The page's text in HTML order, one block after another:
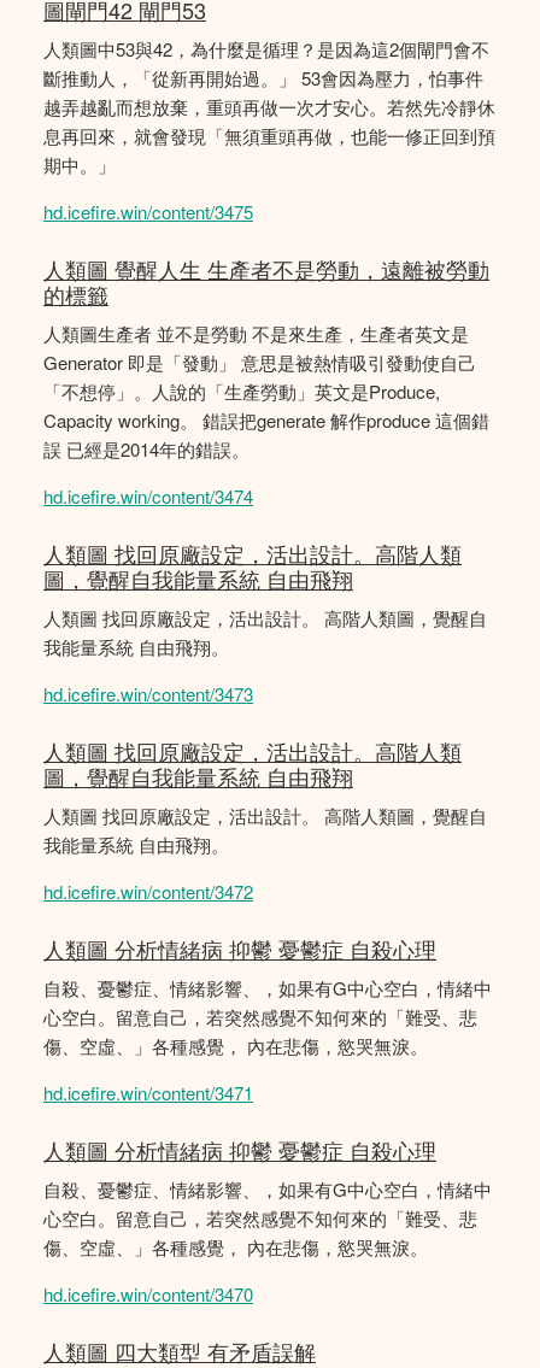
圖閘門42 閘門53
人類圖中53與42，為什麼是循理？是因為這2個閘門會不
斷推動人，「從新再開始過。」 53會因為壓力，怕事件
越弄越亂而想放棄，重頭再做一次才安心。若然先冷靜休
息再回來，就會發現「無須重頭再做，也能一修正回到預
期中。」
hd.icefire.win/content/3475
人類圖 覺醒人生 生產者不是勞動，遠離被勞動
的標籤
人類圖生產者 並不是勞動 不是來生產，生產者英文是
Generator 即是「發動」 意思是被熱情吸引發動使自己
「不想停」。人說的「生產勞動」英文是Produce,
Capacity working。 錯誤把generate 解作produce 這個錯
誤 已經是2014年的錯誤。
hd.icefire.win/content/3474
人類圖 找回原廠設定，活出設計。高階人類
圖，覺醒自我能量系統 自由飛翔
人類圖 找回原廠設定，活出設計。 高階人類圖，覺醒自
我能量系統 自由飛翔。
hd.icefire.win/content/3473
人類圖 找回原廠設定，活出設計。高階人類
圖，覺醒自我能量系統 自由飛翔
人類圖 找回原廠設定，活出設計。 高階人類圖，覺醒自
我能量系統 自由飛翔。
hd.icefire.win/content/3472
人類圖 分析情緒病 抑鬱 憂鬱症 自殺心理
自殺、憂鬱症、情緒影響、，如果有G中心空白，情緒中
心空白。留意自己，若突然感覺不知何來的「難受、悲
傷、空虛、」各種感覺， 內在悲傷，慾哭無淚。
hd.icefire.win/content/3471
人類圖 分析情緒病 抑鬱 憂鬱症 自殺心理
自殺、憂鬱症、情緒影響、，如果有G中心空白，情緒中
心空白。留意自己，若突然感覺不知何來的「難受、悲
傷、空虛、」各種感覺， 內在悲傷，慾哭無淚。
hd.icefire.win/content/3470
人類圖 四大類型 有矛盾誤解